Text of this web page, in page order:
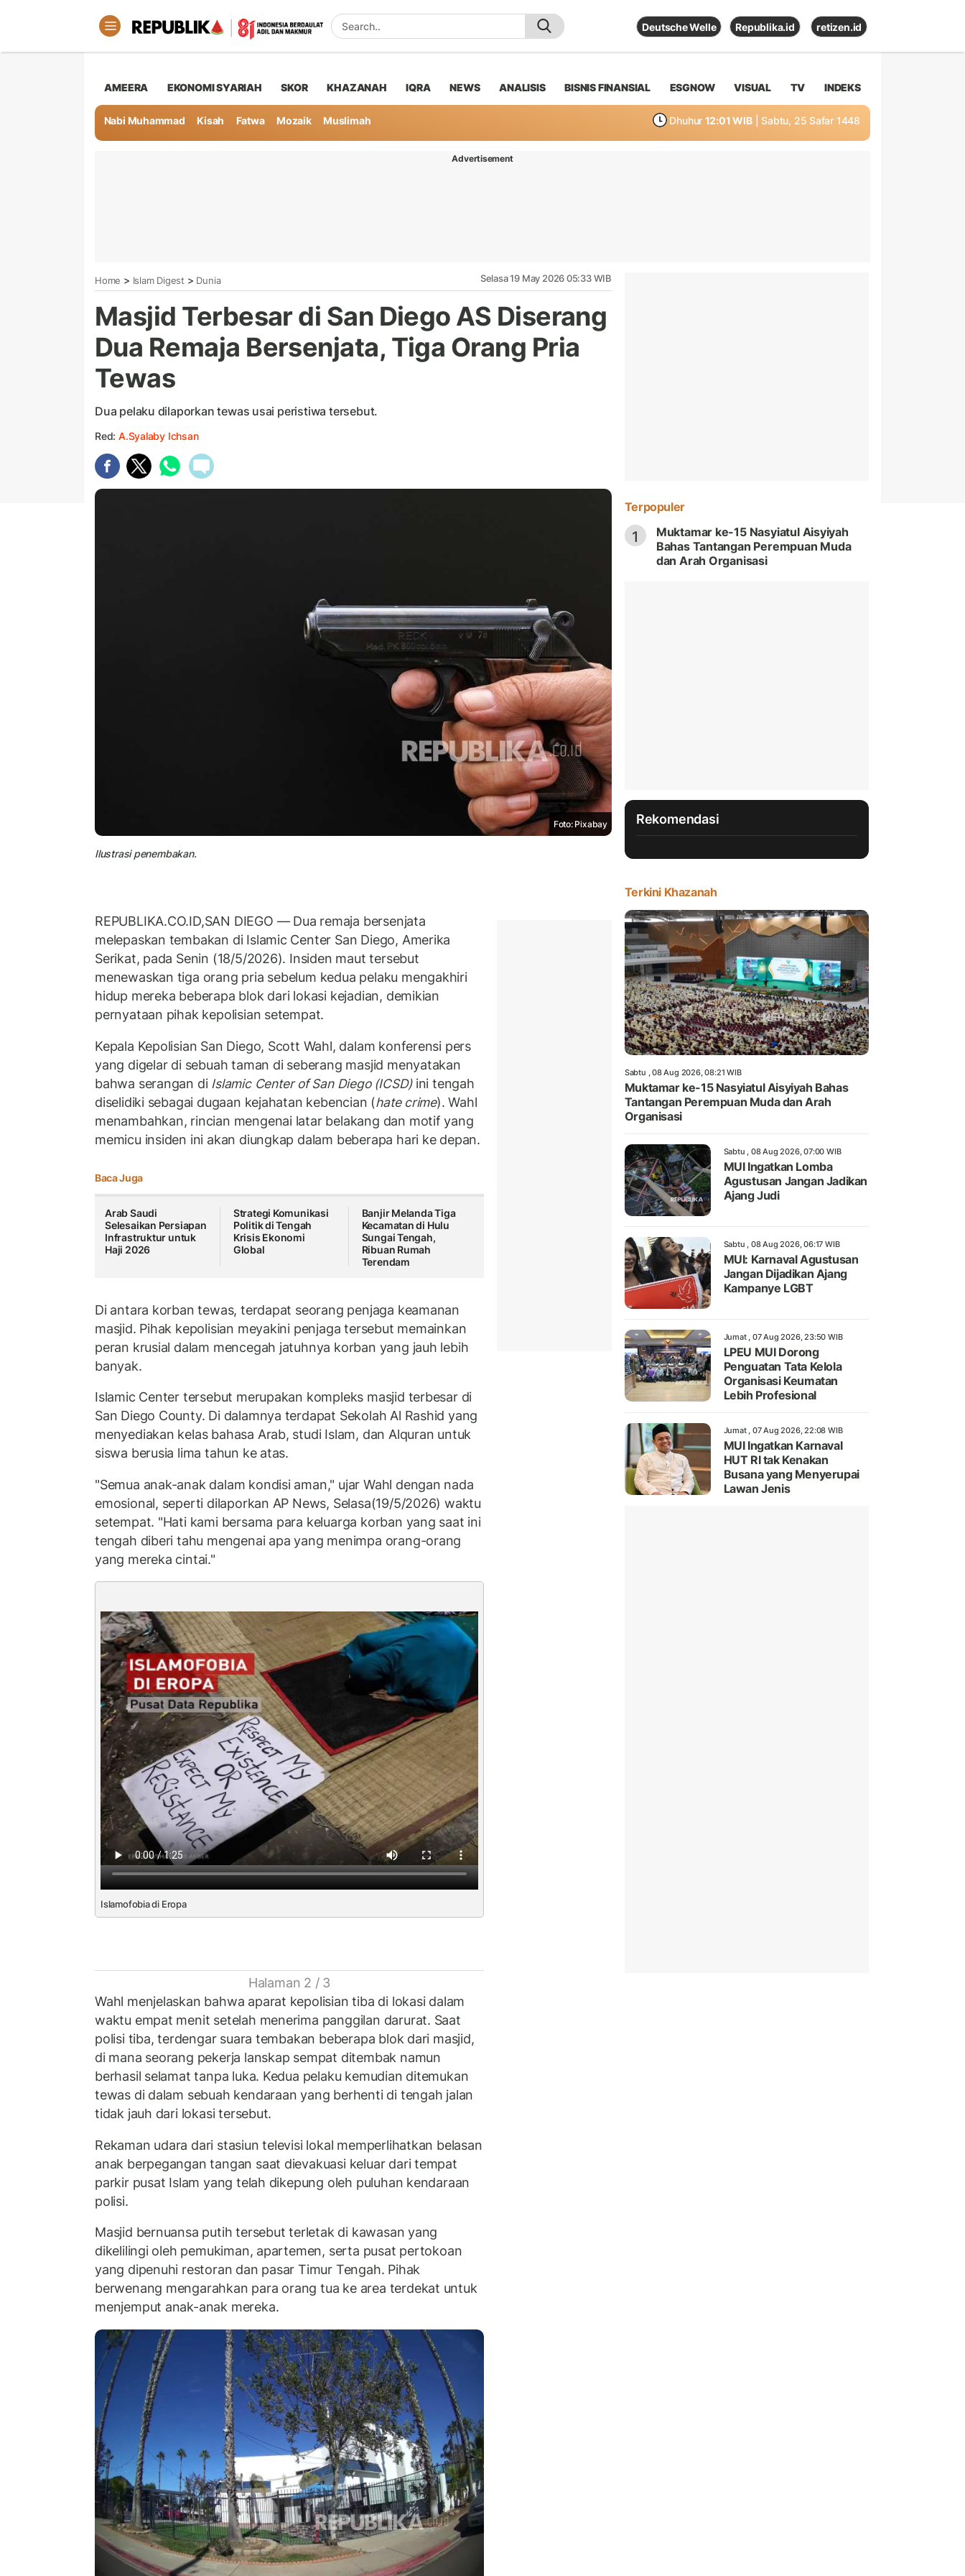
Deutsche Welle Republika.id retizen.id
AMEERA EKONOMI SYARIAH SKOR KHAZANAH IQRA NEWS ANALISIS BISNIS FINANSIAL ESGNOW VISUAL TV INDEKS
Nabi Muhammad Kisah Fatwa Mozaik Muslimah Dhuhur 12:01 WIB | Sabtu, 25 Safar 1448
Advertisement
Home > Islam Digest > Dunia Selasa 19 May 2026 05:33 WIB
Masjid Terbesar di San Diego AS Diserang
Dua Remaja Bersenjata, Tiga Orang Pria
Tewas
Dua pelaku dilaporkan tewas usai peristiwa tersebut.
Red: A.Syalaby Ichsan
Foto: Pixabay
Ilustrasi penembakan.
REPUBLIKA.CO.ID,SAN DIEGO — Dua remaja bersenjata
melepaskan tembakan di Islamic Center San Diego, Amerika
Serikat, pada Senin (18/5/2026). Insiden maut tersebut
menewaskan tiga orang pria sebelum kedua pelaku mengakhiri
hidup mereka beberapa blok dari lokasi kejadian, demikian
pernyataan pihak kepolisian setempat.
Kepala Kepolisian San Diego, Scott Wahl, dalam konferensi pers
yang digelar di sebuah taman di seberang masjid menyatakan
bahwa serangan di Islamic Center of San Diego(ICSD)ini tengah
diselidiki sebagai dugaan kejahatan kebencian (hate crime). Wahl
menambahkan, rincian mengenai latar belakang dan motif yang
memicu insiden ini akan diungkap dalam beberapa hari ke depan.
Baca Juga
Arab Saudi
Selesaikan Persiapan
Infrastruktur untuk
Haji 2026
Strategi Komunikasi
Politik di Tengah
Krisis Ekonomi
Global
Banjir Melanda Tiga
Kecamatan di Hulu
Sungai Tengah,
Ribuan Rumah
Terendam
Di antara korban tewas, terdapat seorang penjaga keamanan
masjid. Pihak kepolisian meyakini penjaga tersebut memainkan
peran krusial dalam mencegah jatuhnya korban yang jauh lebih
banyak.
Islamic Center tersebut merupakan kompleks masjid terbesar di
San Diego County. Di dalamnya terdapat Sekolah Al Rashid yang
menyediakan kelas bahasa Arab, studi Islam, dan Alquran untuk
siswa berusia lima tahun ke atas.
"Semua anak-anak dalam kondisi aman," ujar Wahl dengan nada
emosional, seperti dilaporkan AP News, Selasa(19/5/2026) waktu
setempat. "Hati kami bersama para keluarga korban yang saat ini
tengah diberi tahu mengenai apa yang menimpa orang-orang
yang mereka cintai."
Islamofobia di Eropa
Halaman 2 / 3
Wahl menjelaskan bahwa aparat kepolisian tiba di lokasi dalam
waktu empat menit setelah menerima panggilan darurat. Saat
polisi tiba, terdengar suara tembakan beberapa blok dari masjid,
di mana seorang pekerja lanskap sempat ditembak namun
berhasil selamat tanpa luka. Kedua pelaku kemudian ditemukan
tewas di dalam sebuah kendaraan yang berhenti di tengah jalan
tidak jauh dari lokasi tersebut.
Rekaman udara dari stasiun televisi lokal memperlihatkan belasan
anak berpegangan tangan saat dievakuasi keluar dari tempat
parkir pusat Islam yang telah dikepung oleh puluhan kendaraan
polisi.
Masjid bernuansa putih tersebut terletak di kawasan yang
dikelilingi oleh pemukiman, apartemen, serta pusat pertokoan
yang dipenuhi restoran dan pasar Timur Tengah. Pihak
berwenang mengarahkan para orang tua ke area terdekat untuk
menjemput anak-anak mereka.
Terpopuler
1
Muktamar ke-15 Nasyiatul Aisyiyah
Bahas Tantangan Perempuan Muda
dan Arah Organisasi
Rekomendasi
Terkini Khazanah
Sabtu , 08 Aug 2026, 08:21 WIB
Muktamar ke-15 Nasyiatul Aisyiyah Bahas
Tantangan Perempuan Muda dan Arah
Organisasi
Sabtu , 08 Aug 2026, 07:00 WIB
MUI Ingatkan Lomba
Agustusan Jangan Jadikan
Ajang Judi
Sabtu , 08 Aug 2026, 06:17 WIB
MUI: Karnaval Agustusan
Jangan Dijadikan Ajang
Kampanye LGBT
Jumat , 07 Aug 2026, 23:50 WIB
LPEU MUI Dorong
Penguatan Tata Kelola
Organisasi Keumatan
Lebih Profesional
Jumat , 07 Aug 2026, 22:08 WIB
MUI Ingatkan Karnaval
HUT RI tak Kenakan
Busana yang Menyerupai
Lawan Jenis